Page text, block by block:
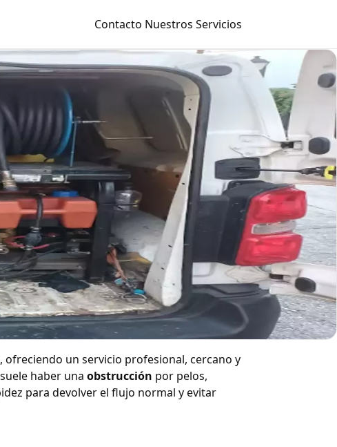
Contacto Nuestros Servicios
, ofreciendo un servicio profesional, cercano y
haber una obstrucción por pelos,
para devolver el flujo normal y evitar